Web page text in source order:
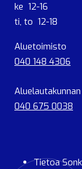
ke 12-16
ti, to 12-18
Aluetoimisto
040 148 4306
040 675 0038
Tietoa